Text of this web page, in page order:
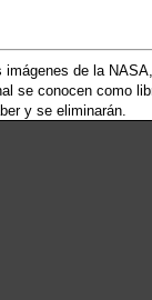
imágenes de la
se conocen como
y se eliminarán.